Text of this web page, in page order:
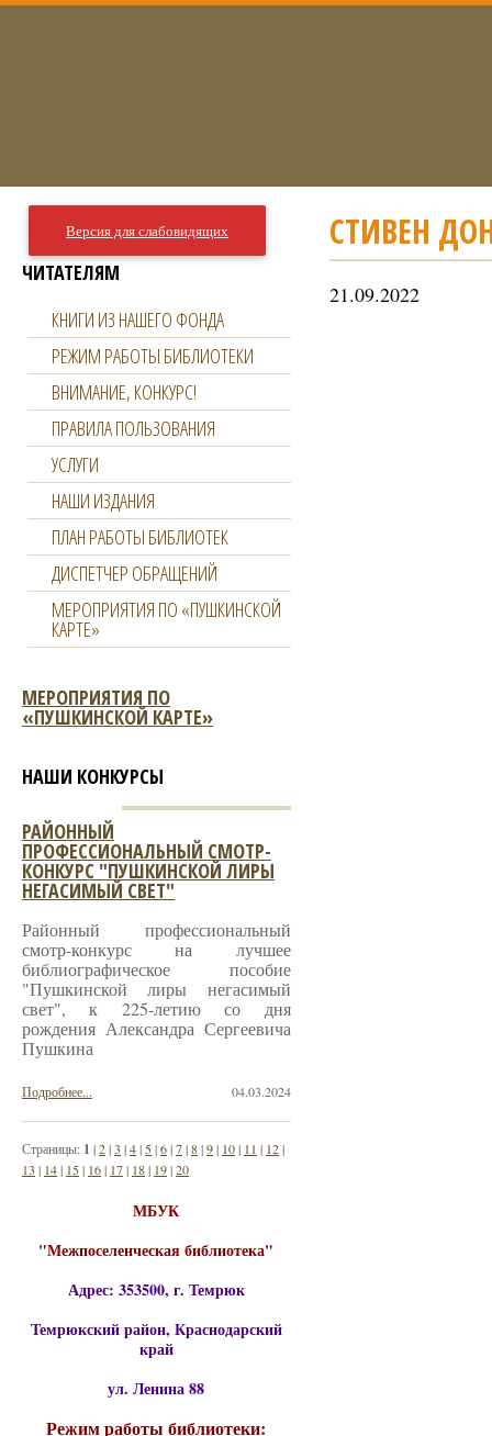
СТИВЕН
21.09.2022
Версия для слабовидящих
ЧИТАТЕЛЯМ
КНИГИ ИЗ НАШЕГО ФОНДА
РЕЖИМ РАБОТЫ БИБЛИОТЕКИ
ВНИМАНИЕ, КОНКУРС!
ПРАВИЛА ПОЛЬЗОВАНИЯ
УСЛУГИ
НАШИ ИЗДАНИЯ
ПЛАН РАБОТЫ БИБЛИОТЕК
ДИСПЕТЧЕР ОБРАЩЕНИЙ
МЕРОПРИЯТИЯ ПО «ПУШКИНСКОЙ
КАРТЕ»
МЕРОПРИЯТИЯ ПО
«ПУШКИНСКОЙ КАРТЕ»
НАШИ КОНКУРСЫ
РАЙОННЫЙ
ПРОФЕССИОНАЛЬНЫЙ СМОТР-
КОНКУРС "ПУШКИНСКОЙ ЛИРЫ
НЕГАСИМЫЙ СВЕТ"
Районный профессиональный
смотр-конкурс на лучшее
библиографическое пособие
"Пушкинской лиры негасимый
свет", к 225-летию со дня
рождения Александра Сергеевича
Пушкина
04.03.2024
Подробнее...
Страницы: 1 |2|3 |4| 5|6|7|8|9| 10| 11 | 12|
13 | 14| 15| 16| 17| 18| 19|20
МБУК
"Межпоселенческая библиотека"
Адрес: 353500, г. Темрюк
Темрюкский район, Краснодарский
край
ул. Ленина 88
Режим работы библиотеки: